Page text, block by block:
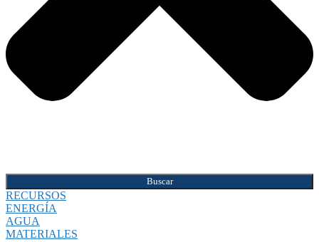
Buscar
RECURSOS
ENERGÍA
AGUA
MATERIALES